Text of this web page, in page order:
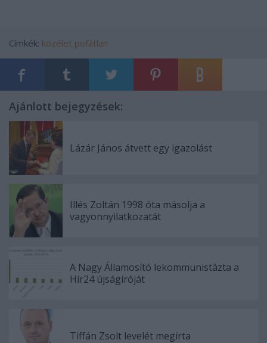
Címkék: közélet pofátlan
Ajánlott bejegyzések:
Lázár János átvett egy igazolást
Illés Zoltán 1998 óta másolja a
vagyonnyilatkozatát
A Nagy Államosító lekommunistázta a
Hír24 újságíróját
Tiffán Zsolt levelét megírta